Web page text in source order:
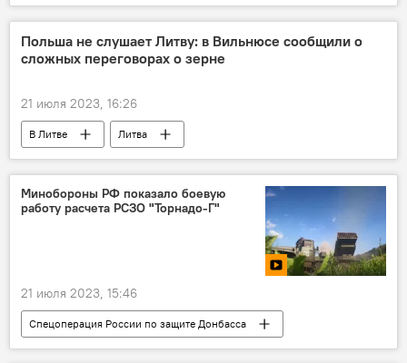
Минобороны России
Россия
В России
Украина
Польша не слушает Литву: в Вильнюсе сообщили о
сложных переговорах о зерне
21 июля 2023, 16:26
В Литве
Литва
Министерство транспорта
Украина
Польша
Минобороны РФ показало боевую
работу расчета РСЗО "Торнадо-Г"
21 июля 2023, 15:46
Спецоперация России по защите Донбасса
В мире
Россия Украина